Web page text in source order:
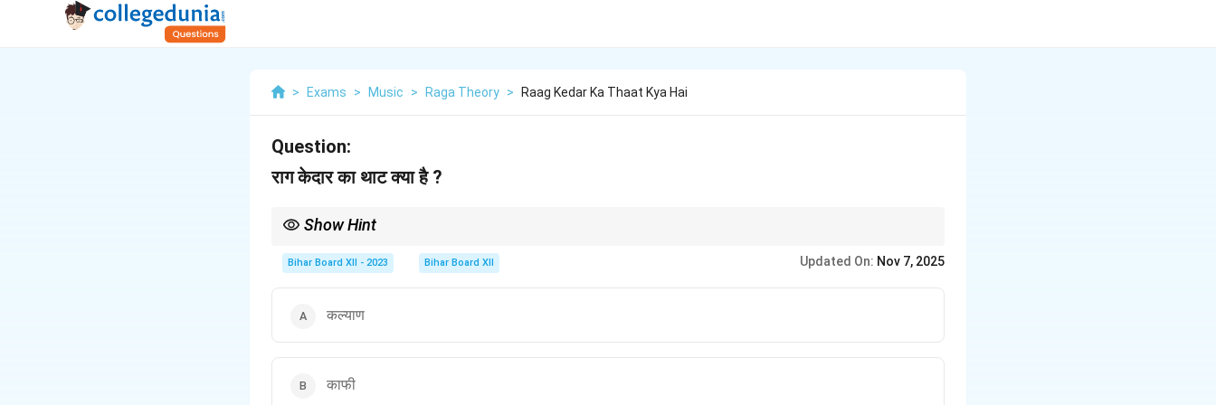
> Exams > Music > Raga Theory > Raag Kedar Ka Thaat Kya Hai
Question:
राग केदार का थाट क्या है ?
Show Hint
Bihar Board XII - 2023 Bihar Board XII Updated On: Nov 7, 2025
कल्याण
काफी